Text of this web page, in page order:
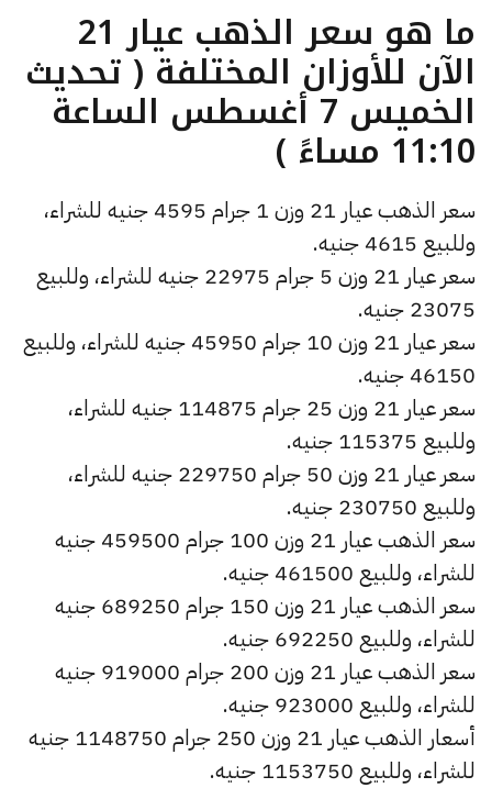
ما هو سعر الذهب عيار 21
الآن للأوزان المختلفة ( تحديث
الخميس 7 أغسطس الساعة
11:10 مساءً )
سعر الذهب عيار 21 وزن 1 جرام 4595 جنيه للشراء،
وللبيع 4615 جنيه.
سعر عيار 21 وزن 5 جرام 22975 جنيه للشراء، وللبيع
23075 جنيه.
سعر عيار 21 وزن 10 جرام 45950 جنيه للشراء، وللبيع
46150 جنيه.
سعر عيار 21 وزن 25 جرام 114875 جنيه للشراء،
وللبيع 115375 جنيه.
سعر عيار 21 وزن 50 جرام 229750 جنيه للشراء،
وللبيع 230750 جنيه.
سعر الذهب عيار 21 وزن 100 جرام 459500 جنيه
للشراء، وللبيع 461500 جنيه.
سعر الذهب عيار 21 وزن 150 جرام 689250 جنيه
للشراء، وللبيع 692250 جنيه.
سعر الذهب عيار 21 وزن 200 جرام 919000 جنيه
للشراء، وللبيع 923000 جنيه.
أسعار الذهب عيار 21 وزن 250 جرام 1148750 جنيه
للشراء، وللبيع 1153750 جنيه.